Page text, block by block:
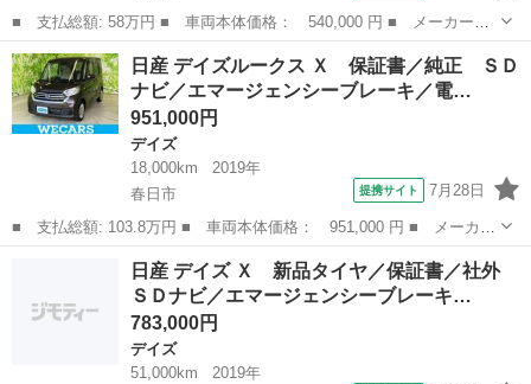
■ 支払総額: 58万円 ■ 車両本体価格： 540,000 円 ■ メーカー
名： 日産 ■ 車種名： デイズルークス ■ グレード名： ハイウ
ェイスター Ｘ 標準仕様１／標準仕様２／標準仕様３／標準仕様４
／標準仕様５ ...
福岡 春日市 デイズ
日産 デイズルークス Ｘ 保証書／純正 ＳＤ
ナビ／エマージェンシーブレーキ／電…
951,000円
デイズ
18,000km
2019年
春日市
提携サイト 7月28日
■ 支払総額: 103.8万円 ■ 車両本体価格： 951,000 円 ■ メーカー
名： 日産 ■ 車種名： デイズルークス ■ グレード名： Ｘ 保
証書／純正 ＳＤナビ／エマージェンシーブレーキ／電動スライドド
春日市 デイズ
日産 デイズ Ｘ 新品タイヤ／保証書／社外
ＳＤナビ／エマージェンシーブレーキ…
783,000円
デイズ
51,000km
2019年